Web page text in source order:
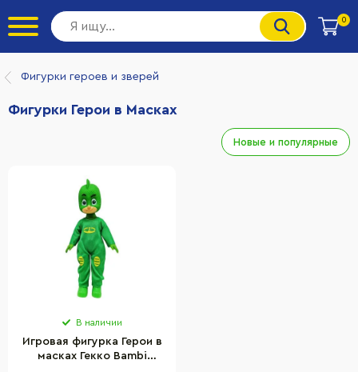
0
Фигурки героев и зверей
Фигурки Герои в Масках
Новые и популярные
В наличии
Игровая фигурка Герои в
масках Гекко Bambi